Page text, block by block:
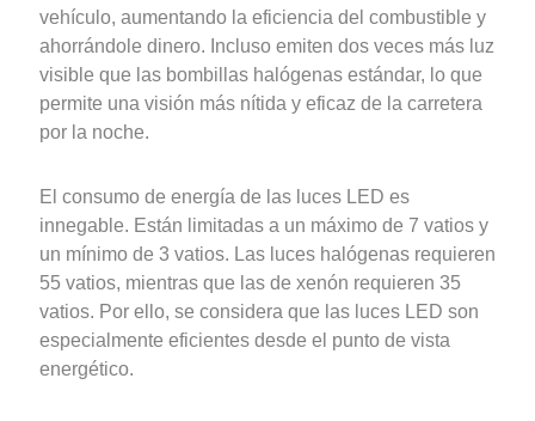
vehículo, aumentando la eficiencia del combustible y
ahorrándole dinero. Incluso emiten dos veces más luz
visible que las bombillas halógenas estándar, lo que
permite una visión más nítida y eficaz de la carretera
por la noche.
El consumo de energía de las luces LED es
innegable. Están limitadas a un máximo de 7 vatios y
un mínimo de 3 vatios. Las luces halógenas requieren
55 vatios, mientras que las de xenón requieren 35
vatios. Por ello, se considera que las luces LED son
especialmente eficientes desde el punto de vista
energético.